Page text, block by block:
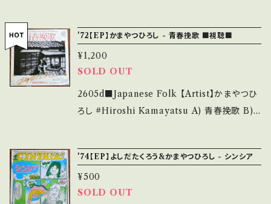
封など A・綺麗・キズ等も無く、痛みも薄い B・多
少痛み・キズなど見られる C・痛み多・キズ多く
痛み多 *その他、+ - で補足しています。 *中古と
いう事をご理解して頂ける方のご購入をお願い
致します。 Please purchase it if you under
ださい。 https://onbankutsu.thebase.in/ite
ms/14252144 お知らせ等は、About 画面にて
-1888 / ポリドール *萩原健一の代表ドラマ『傷
だらけの天使』OST 文句なしタイトル曲含むぶ
っちぎりグルーヴ！ 作曲：大野克夫、井上堯之 ■
参考視聴■ https://youtu.be/7aSNIbQOEE
s?si=RXBfNvfQdsBEtOhT 【Condition】 J
_ 【About the state/状態説明】 S・新品未開
封など A・綺麗・キズ等も無く、痛みも薄い B・多
少痛み・キズなど見られる C・痛み多・キズ多く
'72【EP】かまやつひろし - 青春挽歌 ■視聴■
¥1,200
SOLD OUT
2605d■Japanese Folk 【Artist】かまやつひ
ろし #Hiroshi Kamayatsu A) 青春挽歌 B)
作曲:筒美京平、B)NICE SOFT ROCK! A■
参考視聴■ https://youtu.be/kxSGY9wGu
3Y?si=f3cuVDXxNY7mu4Pp B■視聴■OB
'74【EP】よしだたくろう&かまやつひろし - シンシア
¥500
SOLD OUT